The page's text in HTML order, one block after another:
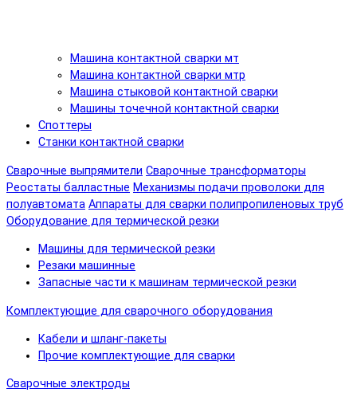
Машина контактной сварки мт
Машина контактной сварки мтр
Машина стыковой контактной сварки
Машины точечной контактной сварки
Споттеры
Станки контактной сварки
Сварочные выпрямители Сварочные трансформаторы
Реостаты балластные Механизмы подачи проволоки для
полуавтомата Аппараты для сварки полипропиленовых труб
Оборудование для термической резки
Машины для термической резки
Резаки машинные
Запасные части к машинам термической резки
Комплектующие для сварочного оборудования
Кабели и шланг-пакеты
Прочие комплектующие для сварки
Сварочные электроды